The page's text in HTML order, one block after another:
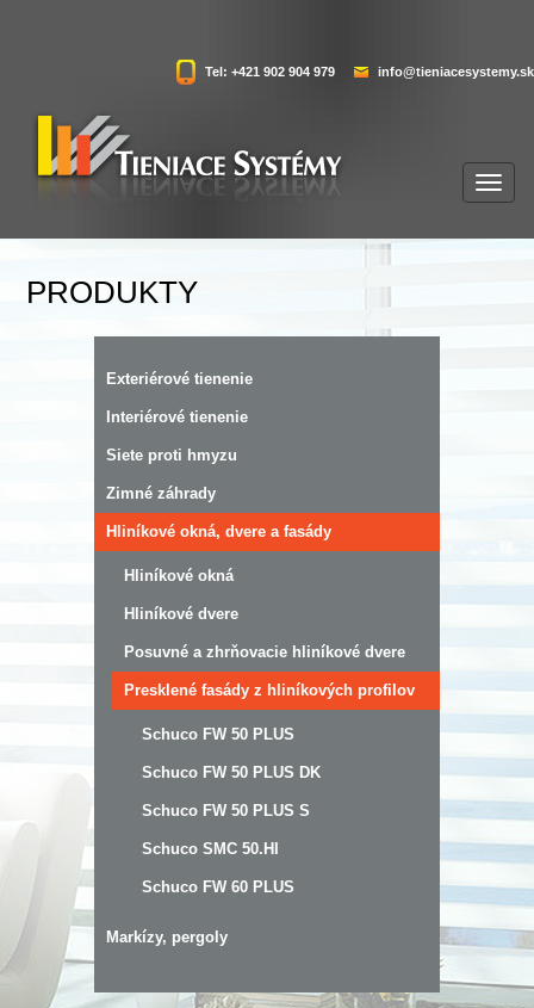
Tel: +421 902 904 979 info@tieniacesystemy.sk
PRODUKTY
Exteriérové tienenie
Interiérové tienenie
Siete proti hmyzu
Zimné záhrady
Hliníkové okná, dvere a fasády
Hliníkové okná
Hliníkové dvere
Posuvné a zhrňovacie hliníkové dvere
Presklené fasády z hliníkových profilov
Schuco FW 50 PLUS
Schuco FW 50 PLUS DK
Schuco FW 50 PLUS S
Schuco SMC 50.HI
Schuco FW 60 PLUS
Markízy, pergoly